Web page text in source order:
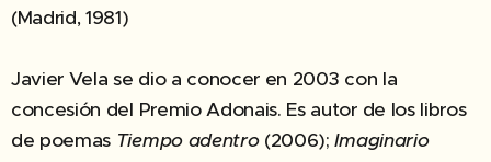
(Madrid, 1981)
Javier Vela se dio a conocer en 2003 con la
concesión del Premio Adonais. Es autor de los libros
de poemas Tiempo adentro(2006);Imaginario